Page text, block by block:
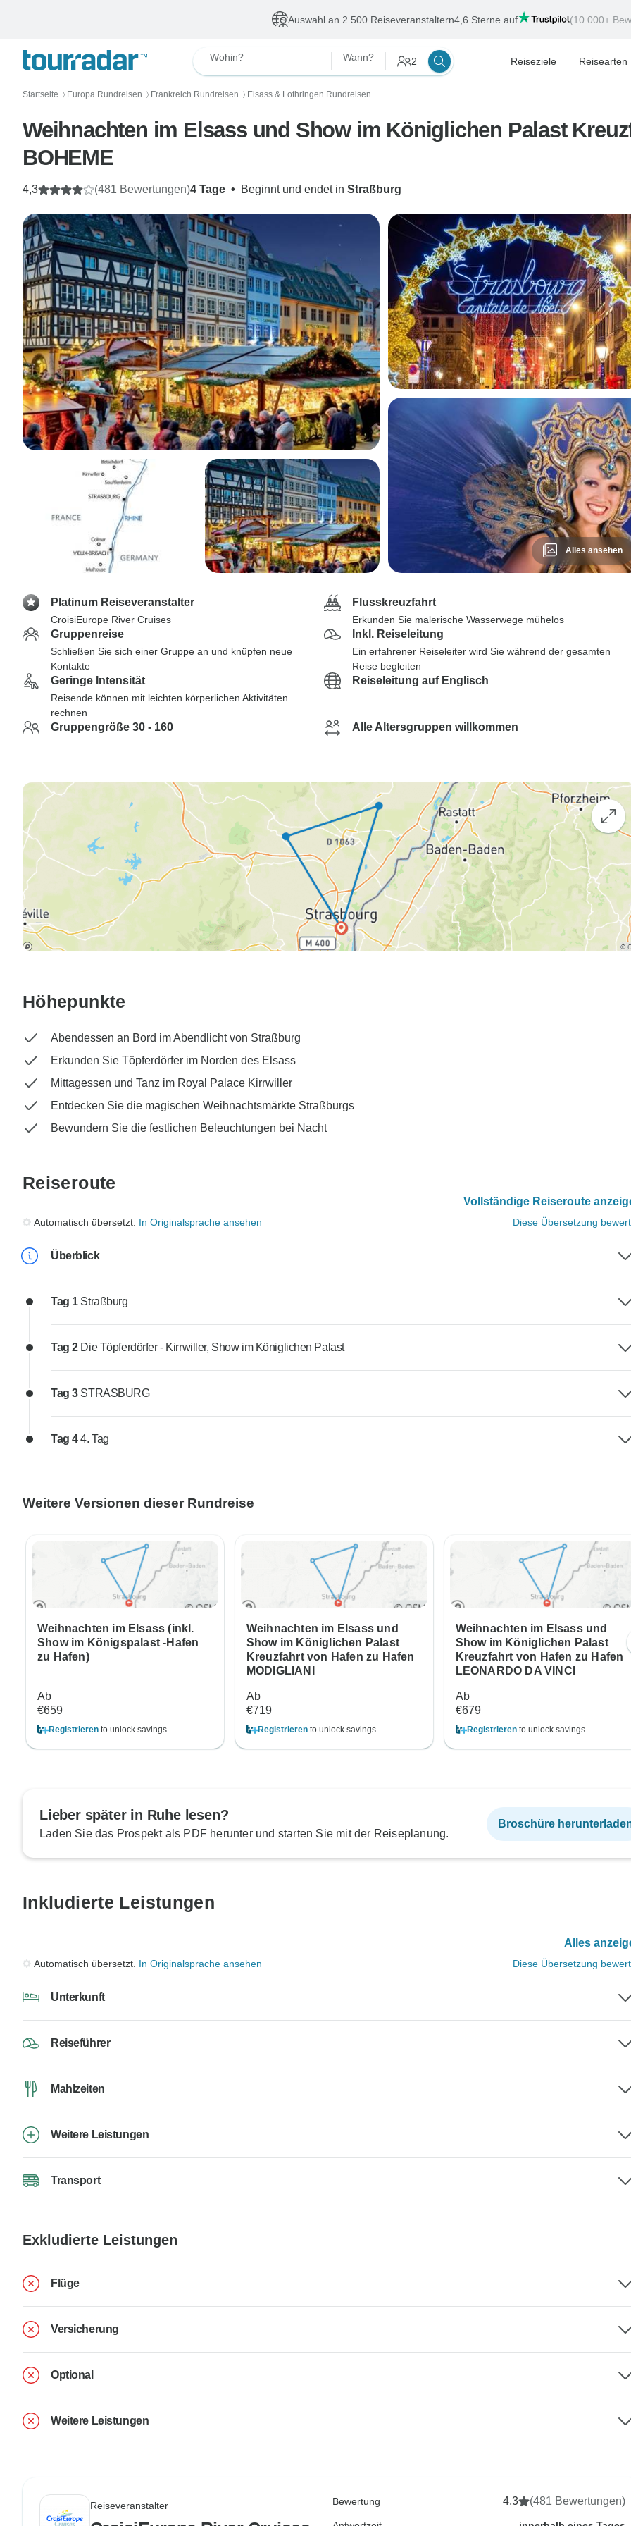
Auswahl an 2.500 Reiseveranstaltern4,6 Sterne auf (10.000+
Wohin? Wann? 2 Reiseziele Reisearten
Startseite 〉 Europa Rundreisen 〉 Frankreich Rundreisen 〉 Elsass & Lothringen Rundreisen
Weihnachten im Elsass und Show im Königlichen Palast
BOHEME
4 Tage • Beginnt und endet in Straßburg
4,3 (481 Bewertungen)
Alles ansehen
Platinum Reiseveranstalter
CroisiEurope River Cruises
Flusskreuzfahrt
Erkunden Sie malerische Wasserwege mühelos
Gruppenreise
Schließen Sie sich einer Gruppe an und knüpfen neue
Kontakte
Inkl. Reiseleitung
Ein erfahrener Reiseleiter wird Sie während der gesamten
Reise begleiten
Geringe Intensität
Reisende können mit leichten körperlichen Aktivitäten
rechnen
Reiseleitung auf Englisch
Gruppengröße 30 - 160 Alle Altersgruppen willkommen
Höhepunkte
Abendessen an Bord im Abendlicht von Straßburg
Erkunden Sie Töpferdörfer im Norden des Elsass
Mittagessen und Tanz im Royal Palace Kirrwiller
Entdecken Sie die magischen Weihnachtsmärkte Straßburgs
Bewundern Sie die festlichen Beleuchtungen bei Nacht
Reiseroute
Vollständige Reiseroute
Automatisch übersetzt. In Originalsprache ansehen Diese Übersetzung
Überblick
Tag 1 Straßburg
Tag 2 Die Töpferdörfer - Kirrwiller, Show im Königlichen Palast
Tag 3 STRASBURG
Tag 44. Tag
Weitere Versionen dieser Rundreise
Weihnachten im Elsass (inkl.
Show im Königspalast -Hafen
zu Hafen)
Ab
€659
Registrieren to unlock savings
Weihnachten im Elsass und
Show im Königlichen Palast
Kreuzfahrt von Hafen zu Hafen
MODIGLIANI
Ab
€719
Registrierento unlock savings
Weihnachten im Elsass und
Show im Königlichen Palast
Kreuzfahrt von Hafen zu Hafen
LEONARDO DA VINCI
Ab
€679
Registrierento unlock savings
Lieber später in Ruhe lesen?
Laden Sie das Prospekt als PDF herunter und starten Sie mit der Reiseplanung.
Broschüre
Inkludierte Leistungen
Alles
Automatisch übersetzt. In Originalsprache ansehen Diese Übersetzung
Unterkunft
Reiseführer
Mahlzeiten
Weitere Leistungen
Transport
Exkludierte Leistungen
Flüge
Versicherung
Optional
Weitere Leistungen
Reiseveranstalter Bewertung 4,3 (481 Bewertungen)